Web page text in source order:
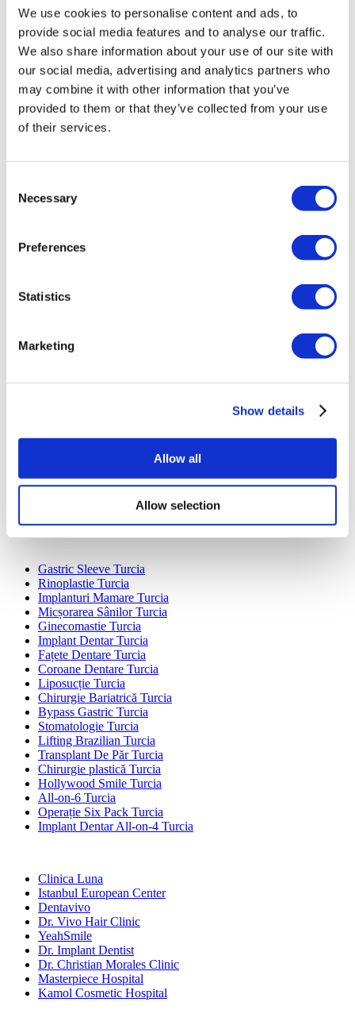
We use cookies to personalise content and ads, to
provide social media features and to analyse our traffic.
We also share information about your use of our site with
our social media, advertising and analytics partners who
may combine it with other information that you’ve
provided to them or that they’ve collected from your use
of their services.
Selection
Necessary
Preferences
Statistics
Marketing
Show details
Allow all
Allow selection
Toate tratamentele sunt efectuate de o instituție de sănătate
certificată în turism medical.
Despre noi
Cum funcționează
Ghid Pre-Op
Autori & recenzenti
Flymedi Program de Recomandare
Carieră
Politica de confidențialitate
Contactați-ne
Thailand Clinici
Gastric Sleeve Turcia
Rinoplastie Turcia
Implanturi Mamare Turcia
Micșorarea Sânilor Turcia
Ginecomastie Turcia
Implant Dentar Turcia
Fațete Dentare Turcia
Coroane Dentare Turcia
Liposucție Turcia
Chirurgie Bariatrică Turcia
Bypass Gastric Turcia
Stomatologie Turcia
Lifting Brazilian Turcia
Transplant De Păr Turcia
Chirurgie plastică Turcia
Hollywood Smile Turcia
All-on-6 Turcia
Operație Six Pack Turcia
Implant Dentar All-on-4 Turcia
Clinica Luna
Istanbul European Center
Dentavivo
Dr. Vivo Hair Clinic
YeahSmile
Dr. Implant Dentist
Dr. Christian Morales Clinic
Masterpiece Hospital
Kamol Cosmetic Hospital